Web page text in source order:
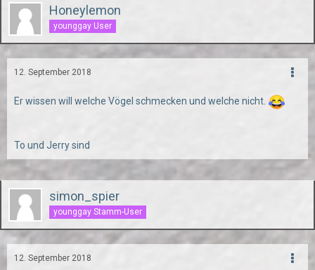
Honeylemon
younggay User
12. September 2018
Er wissen will welche Vögel schmecken und welche nicht.
To und Jerry sind
simon_spier
younggay Stamm-User
12. September 2018